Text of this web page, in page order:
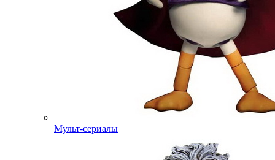
Мульт-сериалы